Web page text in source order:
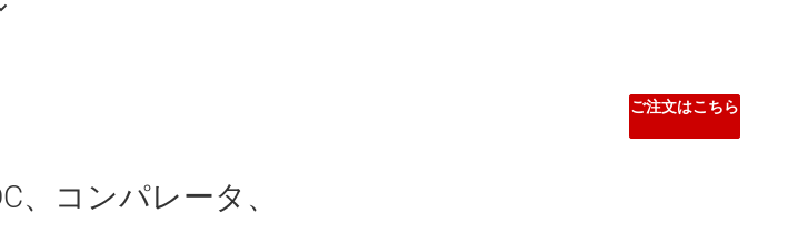
(MCU) / プロセッサ
タイム モーター制御 / オートメーション マイコン
、コンパレータ、
ご注文はこちら